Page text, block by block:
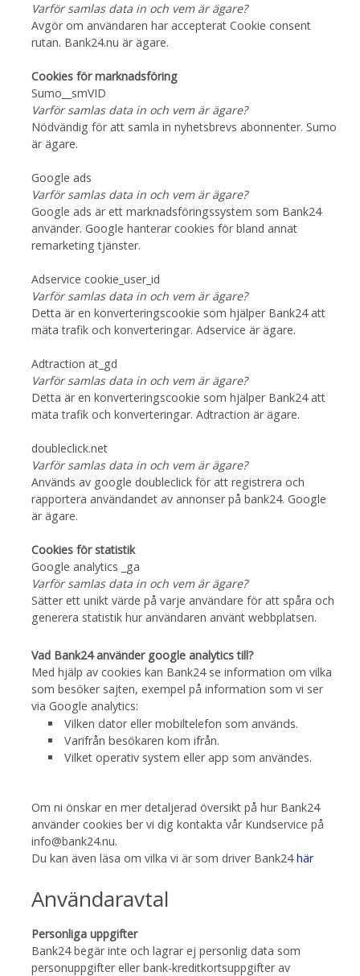
Varför samlas data in och vem är ägare?
Avgör om användaren har accepterat Cookie consent
rutan. Bank24.nu är ägare.
Cookies för marknadsföring
Sumo__smVID
Varför samlas data in och vem är ägare?
Nödvändig för att samla in nyhetsbrevs abonnenter. Sumo
är ägare.
Google ads
Varför samlas data in och vem är ägare?
Google ads är ett marknadsföringssystem som Bank24
använder. Google hanterar cookies för bland annat
remarketing tjänster.
Adservice cookie_user_id
Varför samlas data in och vem är ägare?
Detta är en konverteringscookie som hjälper Bank24 att
mäta trafik och konverteringar. Adservice är ägare.
Adtraction at_gd
Varför samlas data in och vem är ägare?
Detta är en konverteringscookie som hjälper Bank24 att
mäta trafik och konverteringar. Adtraction är ägare.
doubleclick.net
Varför samlas data in och vem är ägare?
Används av google doubleclick för att registrera och
rapportera användandet av annonser på bank24. Google
är ägare.
Cookies för statistik
Google analytics _ga
Varför samlas data in och vem är ägare?
Sätter ett unikt värde på varje användare för att spåra och
generera statistik hur användaren använt webbplatsen.
Vad Bank24 använder google analytics till?
Med hjälp av cookies kan Bank24 se information om vilka
som besöker sajten, exempel på information som vi ser
via Google analytics:
Vilken dator eller mobiltelefon som används.
Varifrån besökaren kom ifrån.
Vilket operativ system eller app som användes.
Om ni önskar en mer detaljerad översikt på hur Bank24
använder cookies ber vi dig kontakta vår Kundservice på
info@bank24.nu.
Du kan även läsa om vilka vi är som driver Bank24här
Användaravtal
Personliga uppgifter
Bank24 begär inte och lagrar ej personlig data som
personuppgifter eller bank-kreditkortsuppgifter av